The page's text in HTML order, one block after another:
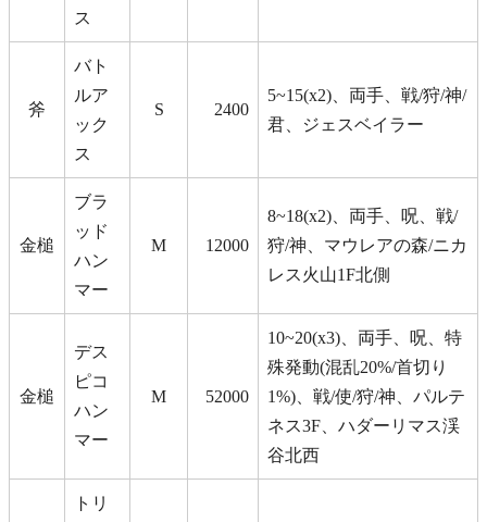
ス
斧
バト
ルア
ック
ス
S 2400
5~15(x2)、両手、戦/狩/神/
君、ジェスベイラー
金槌
ブラ
ッド
ハン
マー
M 12000
8~18(x2)、両手、呪、戦/
狩/神、マウレアの森/ニカ
レス火山1F北側
金槌
デス
ピコ
ハン
マー
M 52000
10~20(x3)、両手、呪、特
殊発動(混乱20%/首切り
1%)、戦/使/狩/神、パルテ
ネス3F、ハダーリマス渓
谷北西
トリ